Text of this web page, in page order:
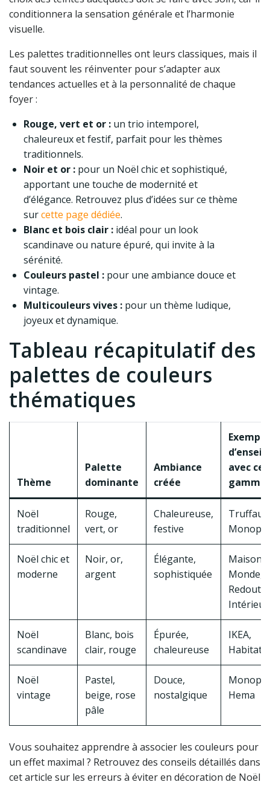
conditionnera la sensation générale et l’harmonie
visuelle.
Les palettes traditionnelles ont leurs classiques, mais il
faut souvent les réinventer pour s’adapter aux
tendances actuelles et à la personnalité de chaque
foyer :
Rouge, vert et or : un trio intemporel,
chaleureux et festif, parfait pour les thèmes
traditionnels.
Noir et or : pour un Noël chic et sophistiqué,
apportant une touche de modernité et
d’élégance. Retrouvez plus d’idées sur ce thème
surcette page dédiée.
Blanc et bois clair : idéal pour un look
scandinave ou nature épuré, qui invite à la
sérénité.
Couleurs pastel : pour une ambiance douce et
vintage.
Multicouleurs vives : pour un thème ludique,
joyeux et dynamique.
Tableau récapitulatif des
palettes de couleurs
thématiques
Thème
Palette
dominante
Ambiance
créée
Exemple
avec
gamme
Noël
traditionnel
Rouge,
vert, or
Chaleureuse,
festive
Truffaut,
Noël chic et
moderne
Noir, or,
argent
Élégante,
sophistiquée
Maisons
Monde,
Redoute
Noël
scandinave
Blanc, bois
clair, rouge
Épurée,
chaleureuse
IKEA,
Habitat
Noël
vintage
Pastel,
beige, rose
pâle
Douce,
nostalgique
Hema
Vous souhaitez apprendre à associer les couleurs pour
un effet maximal ? Retrouvez des conseils détaillés dans
cet article sur les erreurs à éviter en décoration de Noël